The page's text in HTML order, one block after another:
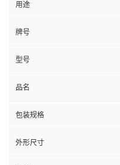
用途
牌号
型号
品名
包装规格
外形尺寸